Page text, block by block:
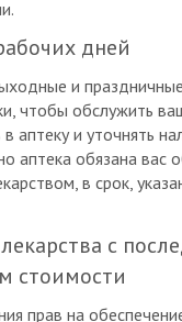
дней
и
чтобы обслужить
аптеку и уточнять
аптека обязана вас
в срок,
лекарства с
стоимости
прав на